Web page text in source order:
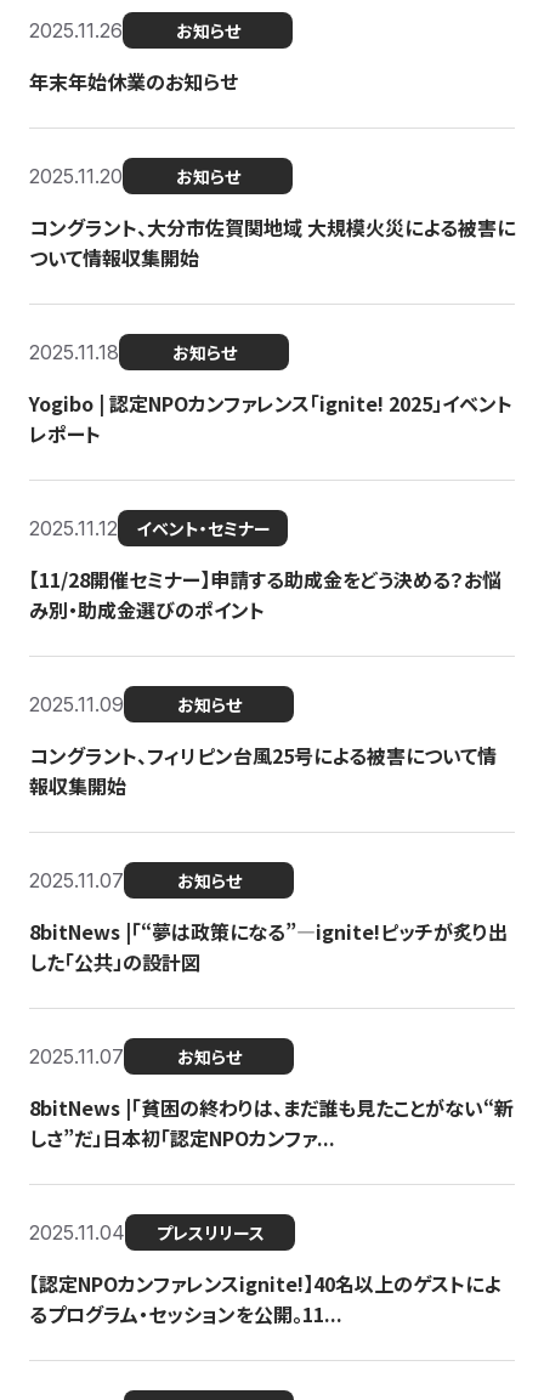
2025.11.26 お知らせ
年末年始休業のお知らせ
2025.11.20 お知らせ
コングラント、大分市佐賀関地域 大規模火災による被害に
ついて情報収集開始
2025.11.18 お知らせ
Yogibo | 認定NPOカンファレンス「ignite! 2025」イベント
レポート
2025.11.12 イベント・セミナー
【11/28開催セミナー】申請する助成金をどう決める？お悩
み別・助成金選びのポイント
2025.11.09 お知らせ
コングラント、フィリピン台風25号による被害について情
報収集開始
2025.11.07 お知らせ
8bitNews |「“夢は政策になる”—ignite!ピッチが炙り出
した「公共」の設計図
2025.11.07 お知らせ
8bitNews |「貧困の終わりは、まだ誰も見たことがない“新
しさ”だ」日本初「認定NPOカンファ...
2025.11.04 プレスリリース
【認定NPOカンファレンスignite!】40名以上のゲストによ
るプログラム・セッションを公開。11...